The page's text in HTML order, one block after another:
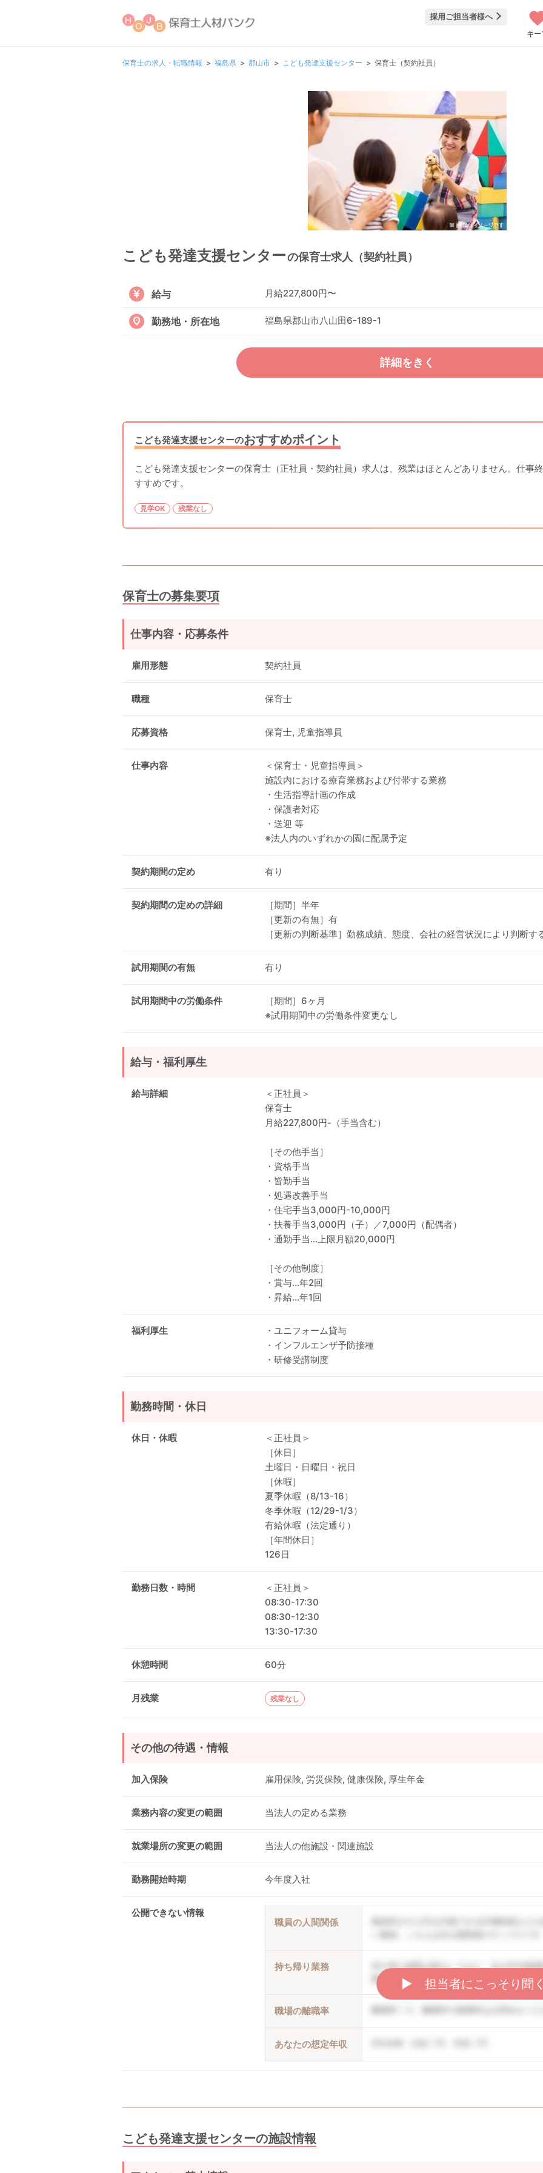
採用ご担当者様へ
キー
保育士の求人・転職情報 福島県 郡山市 こども発達支援センター 保育士（契約社員）
こども発達支援センターの保育士求人（契約社員）
給与 月給227,800円〜
勤務地・所在地 福島県郡山市八山田6-189-1
詳細をきく
こども発達支援センターのおすすめポイント
こども発達支援センターの保育士（正社員・契約社員）求人は、残業はほとんどありません。仕事
すすめです。
見学OK 残業なし
保育士の募集要項
仕事内容・応募条件
雇用形態 契約社員
職種 保育士
応募資格 保育士, 児童指導員
仕事内容
＜保育士・児童指導員＞
施設内における療育業務および付帯する業務
・生活指導計画の作成
・保護者対応
・送迎 等
※法人内のいずれかの園に配属予定
契約期間の定め 有り
契約期間の定めの詳細
［期間］半年
［更新の有無］有
［更新の判断基準］勤務成績、態度、会社の経営状況により判断す
試用期間の有無 有り
試用期間中の労働条件
［期間］6ヶ月
※試用期間中の労働条件変更なし
給与・福利厚生
給与詳細
＜正社員＞
保育士
月給227,800円-（手当含む）
［その他手当］
・資格手当
・皆勤手当
・処遇改善手当
・住宅手当3,000円-10,000円
・扶養手当3,000円（子）／7,000円（配偶者）
・通勤手当…上限月額20,000円
［その他制度］
・賞与…年2回
・昇給…年1回
福利厚生
・ユニフォーム貸与
・インフルエンザ予防接種
・研修受講制度
勤務時間・休日
休日・休暇
＜正社員＞
［休日］
土曜日・日曜日・祝日
［休暇］
夏季休暇（8/13-16）
冬季休暇（12/29-1/3）
有給休暇（法定通り）
［年間休日］
126日
勤務日数・時間
＜正社員＞
08:30-17:30
08:30-12:30
13:30-17:30
休憩時間 60分
月残業 残業なし
その他の待遇・情報
加入保険 雇用保険, 労災保険, 健康保険, 厚生年金
業務内容の変更の範囲 当法人の定める業務
就業場所の変更の範囲 当法人の他施設・関連施設
勤務開始時期 今年度入社
公開できない情報
職員の人間関係
持ち帰り業務
開情報のサンプルです
職場の離職率
あなたの想定年収
▶︎ 担当者にこっそり聞
こども発達支援センターの施設情報